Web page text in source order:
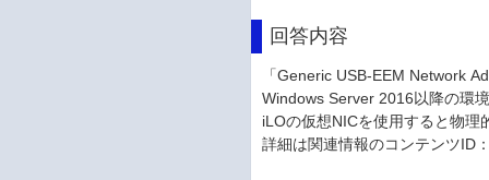
回答内容
「Generic USB-EEM Network
Windows Server 2016以降の環
iLOの仮想NICを使用すると物理
詳細は関連情報のコンテンツID